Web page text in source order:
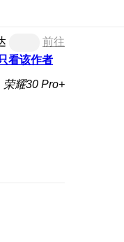
前往
看该作者
荣耀30 Pro+